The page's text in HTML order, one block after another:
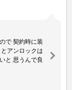
で 契約時に装
アンロックは
と 思うんで良